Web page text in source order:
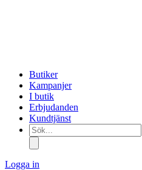
Butiker
Kampanjer
I butik
Erbjudanden
Kundtjänst
Sök...
Logga in